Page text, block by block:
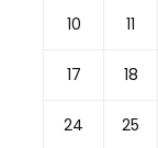
10 11
17 18
24 25